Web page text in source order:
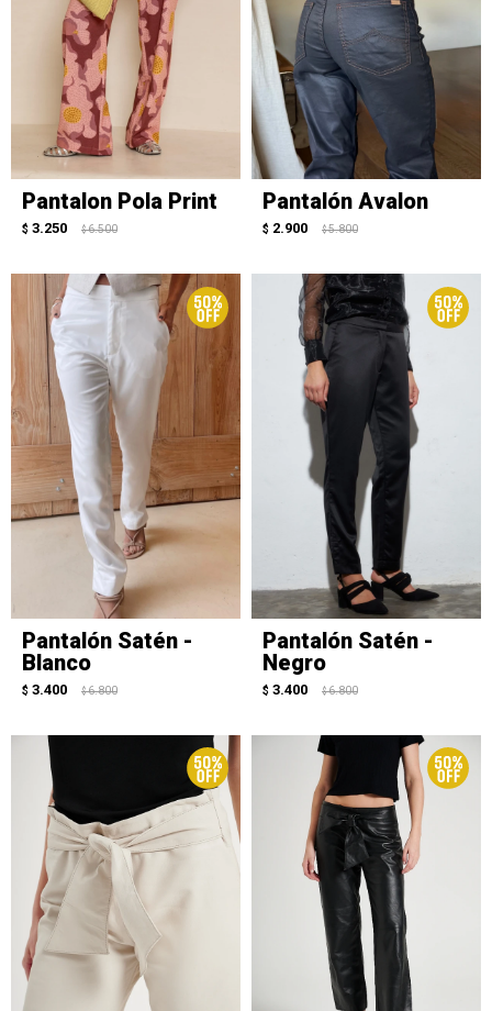
Pantalon Pola Print
$ 3.250 $ 6.500
Pantalón Avalon
$ 2.900 $ 5.800
Pantalón Satén -
Blanco
$ 3.400 $ 6.800
Pantalón Satén -
Negro
$ 3.400 $ 6.800